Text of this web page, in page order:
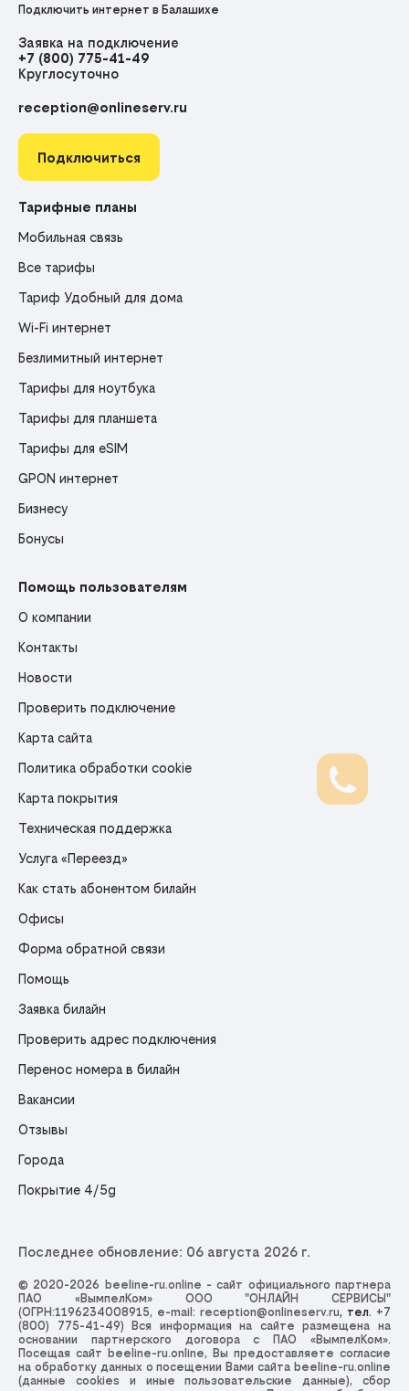
Подключить интернет в Балашихе
Заявка на подключение
+7 (800) 775-41-49
Круглосуточно
reception@onlineserv.ru
Подключиться
Тарифные планы
Мобильная связь
Все тарифы
Тариф Удобный для дома
Wi-Fi интернет
Безлимитный интернет
Тарифы для ноутбука
Тарифы для планшета
Тарифы для eSIM
GPON интернет
Бизнесу
Бонусы
Помощь пользователям
О компании
Контакты
Новости
Проверить подключение
Карта сайта
Политика обработки cookie
Карта покрытия
Техническая поддержка
Услуга «Переезд»
Как стать абонентом билайн
Офисы
Форма обратной связи
Помощь
Заявка билайн
Проверить адрес подключения
Перенос номера в билайн
Вакансии
Отзывы
Города
Покрытие 4/5g
Последнее обновление: 06 августа 2026 г.
© 2020-2026 beeline-ru.online - сайт официального партнера
ПАО «ВымпелКом» ООО "ОНЛАЙН СЕРВИСЫ"
(ОГРН:1196234008915, e-mail: reception@onlineserv.ru, тел. +7
(800) 775-41-49) Вся информация на сайте размещена на
основании партнерского договора с ПАО «ВымпелКом».
Посещая сайт beeline-ru.online, Вы предоставляете согласие
на обработку данных о посещении Вами сайта beeline-ru.online
(данные cookies и иные пользовательские данные), сбор